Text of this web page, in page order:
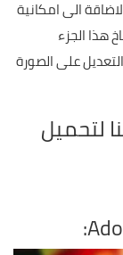
الى امكانية
هذا الجزء
على الصورة